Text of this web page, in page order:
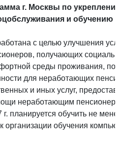
г. Москвы по
и
с целью улучшения
получающих
среды проживания,
для неработающих
и иных услуг,
неработающим
г. планируется обучить не
организации обучения